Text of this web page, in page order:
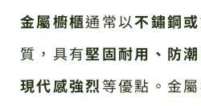
金屬櫥櫃通常以不鏽鋼
質，具有堅固耐用、防
現代感強烈等優點。金